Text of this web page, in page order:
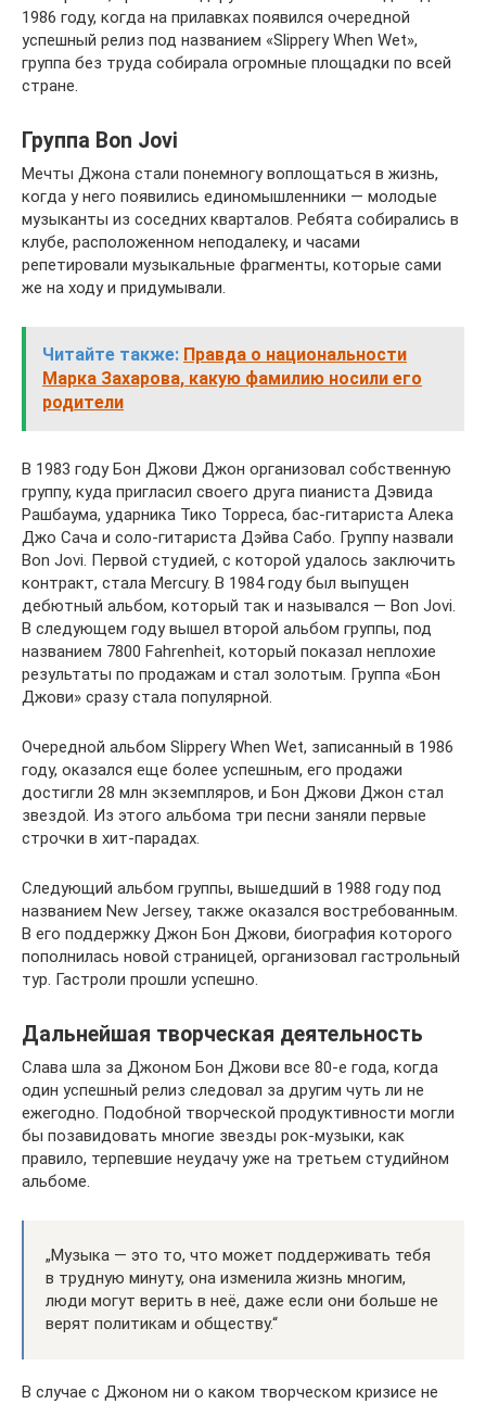
1986 году, когда на прилавках появился очередной
успешный релиз под названием «Slippery When Wet»,
группа без труда собирала огромные площадки по всей
стране.
Группа Bon Jovi
Мечты Джона стали понемногу воплощаться в жизнь,
когда у него появились единомышленники — молодые
музыканты из соседних кварталов. Ребята собирались в
клубе, расположенном неподалеку, и часами
репетировали музыкальные фрагменты, которые сами
же на ходу и придумывали.
Читайте также: Правда о национальности
Марка Захарова, какую фамилию носили его
родители
В 1983 году Бон Джови Джон организовал собственную
группу, куда пригласил своего друга пианиста Дэвида
Рашбаума, ударника Тико Торреса, бас-гитариста Алека
Джо Сача и соло-гитариста Дэйва Сабо. Группу назвали
Bon Jovi. Первой студией, с которой удалось заключить
контракт, стала Mercury. В 1984 году был выпущен
дебютный альбом, который так и назывался — Bon Jovi.
В следующем году вышел второй альбом группы, под
названием 7800 Fahrenheit, который показал неплохие
результаты по продажам и стал золотым. Группа «Бон
Джови» сразу стала популярной.
Очередной альбом Slippery When Wet, записанный в 1986
году, оказался еще более успешным, его продажи
достигли 28 млн экземпляров, и Бон Джови Джон стал
звездой. Из этого альбома три песни заняли первые
строчки в хит-парадах.
Следующий альбом группы, вышедший в 1988 году под
названием New Jersey, также оказался востребованным.
В его поддержку Джон Бон Джови, биография которого
пополнилась новой страницей, организовал гастрольный
тур. Гастроли прошли успешно.
Дальнейшая творческая деятельность
Слава шла за Джоном Бон Джови все 80-е года, когда
один успешный релиз следовал за другим чуть ли не
ежегодно. Подобной творческой продуктивности могли
бы позавидовать многие звезды рок-музыки, как
правило, терпевшие неудачу уже на третьем студийном
альбоме.
„Музыка — это то, что может поддерживать тебя
в трудную минуту, она изменила жизнь многим,
люди могут верить в неё, даже если они больше не
верят политикам и обществу.“
В случае с Джоном ни о каком творческом кризисе не